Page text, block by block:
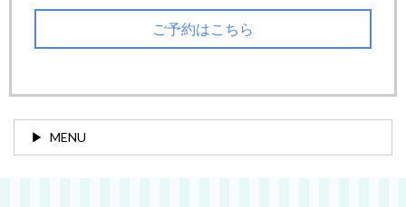
ご予約はこちら
MENU